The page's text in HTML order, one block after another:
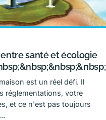
santé et écologie
est un réel défi. Il
réglementations, votre
et ce n'est pas toujours